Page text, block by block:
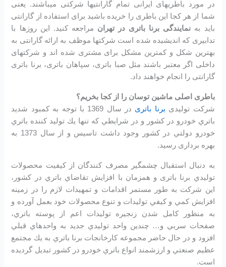
در مورد باطریهای ایرانی تمام گارانتیها شرکتی میباشند. یعنی
شما از هر کجا این باطری را خریده باشید برای استفاده از گارانتی
باید به نمایندگی برنا باتری در تهران مراجعه کنید. این روزها با
تدابیری که اندیشیده شده است شرکتها موظف به ارائه گارانتی به
بهترین شکل و کمترین مشکل برای مشتری شده اند و شرکتهای
داخلی اگر معتبر باشند مثل صبا باتری، سپاهان باتری، برنا باتری
گارانتی را انجام خواهند داد.
باطری اصلی ماشین توسان را از کجا بخریم؟
شرکت تولیدی برنا باتری
در سال 1369 با توجه به كمبود شديد
باتري خودرو در كشور و در شرايطي كه تنها يك توليد كننده باتري
خودرو دولتي در كشور وجود داشت تاسیس و از سال 1373 به
بهره برداری رسید.
به دنبال استقبال چشمگير مصرف كنندگان از كيفيت محصولات
توليدي برنا باتری و همزمان با افزايش تقاضاي باتري در كشور،
اين شرکت به طور مستمر اقدامات و تمهيدات لازم را در زمينه
افزايش كمي و كيفي توليدات و تنوع محصولات خود بعمل آورده و
به منظور كامل شدن زنجيره توليدات اعم از پوسته باتري،
صفحات سربي و… چندين واحد توليدي جديد به واحدهاي قبلي
افزود و در حال حاضر مجموعه كارخانجات برنا باتري به يك مجتمع
عظيم صنعتي و ارزشمند انواع باتري خودرو در کشور تبديل گرديده
است.